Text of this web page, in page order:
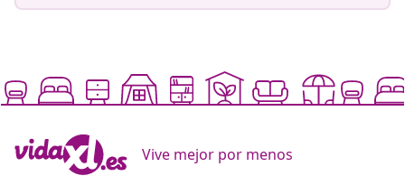
Vive mejor por menos